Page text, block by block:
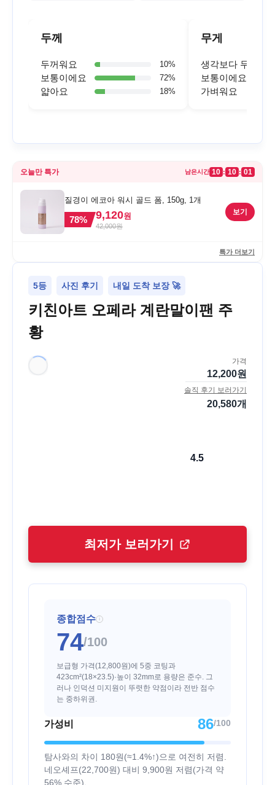
두께
두꺼워요 10%
보통이에요 72%
얇아요 18%
무게
생각보다 무거워
보통이에요
가벼워요
오늘만 특가 남은시간 10 : 10 : 01
질경이 에코아 워시 골드 폼, 150g, 1개
78% 9,120원
42,000원
보기
특가 더보기
5등 사진 후기 내일 도착 보장 🚀
키친아트 오페라 계란말이팬 주
황
가격
12,200원
솔직 후기 보러가기
20,580개
4.5
최저가 보러가기
종합점수 i
74/100
보급형 가격(12,800원)에 5중 코팅과
423cm²(18×23.5)·높이 32mm로 용량은 준수. 그
러나 인덕션 미지원이 뚜렷한 약점이라 전반 점수
는 중하위권.
가성비 86/100
탐사와의 차이 180원(≈1.4%↑)으로 여전히 저렴.
네오셰프(22,700원) 대비 9,900원 저렴(가격 약
56% 수준).